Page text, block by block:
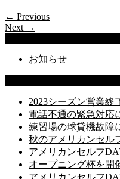
← Previous
Next →
お知らせ
2023シーズン営業終
電話不通の緊急対応
練習場の球貸機故障
秋のアメリカンセル
アメリカンセルフ
オープニング杯を開